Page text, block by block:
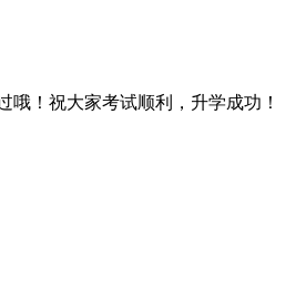
！祝大家考试顺利，升学成功！